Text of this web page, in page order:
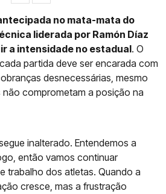
no mata-mata do
liderada por Ramón Díaz
a intensidade no estadual. O
partida deve ser encarada com
desnecessárias, mesmo
comprometam a posição na
inalterado. Entendemos a
então vamos continuar
trabalho dos atletas. Quando a
cresce, mas a frustração